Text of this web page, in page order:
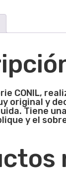
e CONIL,
original y
Tiene
y el